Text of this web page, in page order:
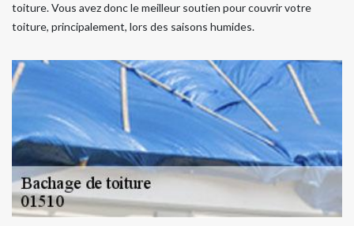
toiture. Vous avez donc le meilleur soutien pour couvrir votre
toiture, principalement, lors des saisons humides.